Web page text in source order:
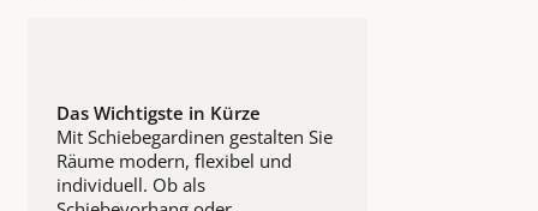
Das Wichtigste in Kürze
Mit Schiebegardinen gestalten Sie
Räume modern, flexibel und
individuell. Ob als